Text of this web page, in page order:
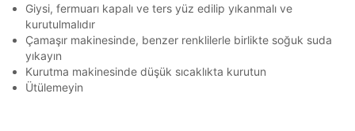
Giysi, fermuarı kapalı ve ters yüz edilip yıkanmalı ve
kurutulmalıdır
Çamaşır makinesinde, benzer renklilerle birlikte soğuk suda
yıkayın
Kurutma makinesinde düşük sıcaklıkta kurutun
Ütülemeyin
Çağrı Merkezi / Arama
Kişisel verilerimin Doğuş Perakende Satış Giyim ve
Aksesuar Ticaret A.Ş. bünyesinde yer alan
Doğuş Grubu şirketlerinde bulunan pazarlama
verilerimin kişiselleştirilmiş reklamcılık faaliyeti